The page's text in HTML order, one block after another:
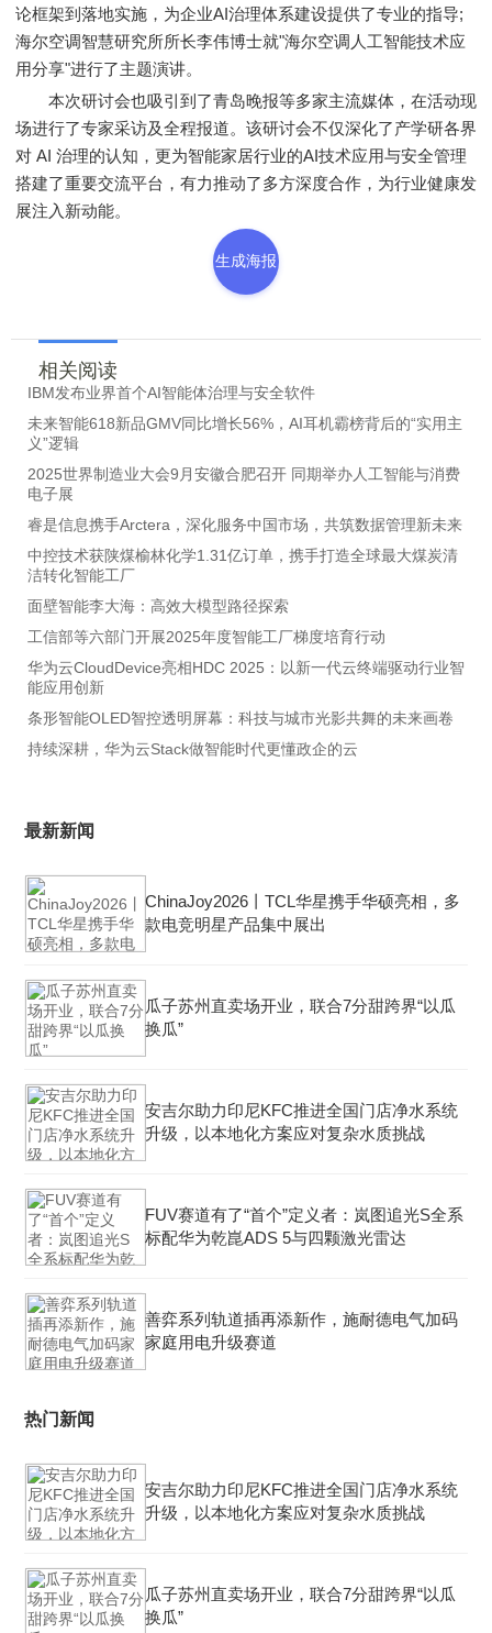
论框架到落地实施，为企业AI治理体系建设提供了专业的指导;
海尔空调智慧研究所所长李伟博士就"海尔空调人工智能技术应
用分享"进行了主题演讲。
本次研讨会也吸引到了青岛晚报等多家主流媒体，在活动现
场进行了专家采访及全程报道。该研讨会不仅深化了产学研各界
对 AI 治理的认知，更为智能家居行业的AI技术应用与安全管理
搭建了重要交流平台，有力推动了多方深度合作，为行业健康发
展注入新动能。
生成海报
相关阅读
IBM发布业界首个AI智能体治理与安全软件
未来智能618新品GMV同比增长56%，AI耳机霸榜背后的“实用主
义”逻辑
2025世界制造业大会9月安徽合肥召开 同期举办人工智能与消费
电子展
睿是信息携手Arctera，深化服务中国市场，共筑数据管理新未来
中控技术获陕煤榆林化学1.31亿订单，携手打造全球最大煤炭清
洁转化智能工厂
面壁智能李大海：高效大模型路径探索
工信部等六部门开展2025年度智能工厂梯度培育行动
华为云CloudDevice亮相HDC 2025：以新一代云终端驱动行业智
能应用创新
条形智能OLED智控透明屏幕：科技与城市光影共舞的未来画卷
持续深耕，华为云Stack做智能时代更懂政企的云
最新新闻
ChinaJoy2026丨TCL华星携手华硕亮相，多
款电竞明星产品集中展出
瓜子苏州直卖场开业，联合7分甜跨界“以瓜
换瓜”
安吉尔助力印尼KFC推进全国门店净水系统
升级，以本地化方案应对复杂水质挑战
FUV赛道有了“首个”定义者：岚图追光S全系
标配华为乾崑ADS 5与四颗激光雷达
善弈系列轨道插再添新作，施耐德电气加码
家庭用电升级赛道
热门新闻
安吉尔助力印尼KFC推进全国门店净水系统
升级，以本地化方案应对复杂水质挑战
瓜子苏州直卖场开业，联合7分甜跨界“以瓜
换瓜”